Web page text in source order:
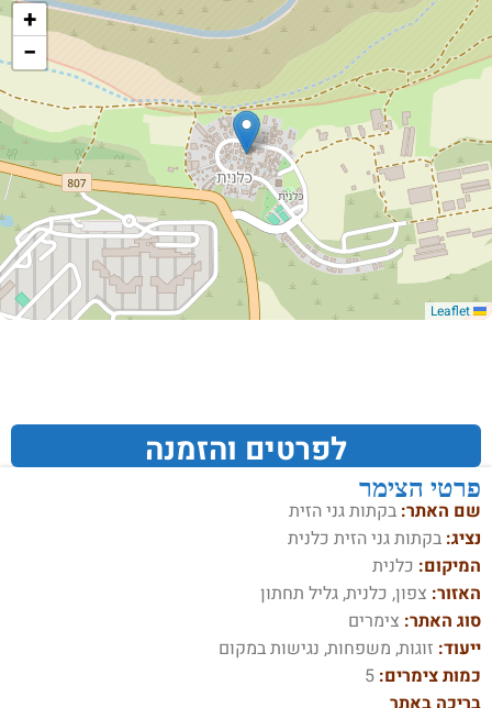
+
−
לפרטים והזמנה
פרטי הצימר
שם האתר: בקתות גני הזית
נציג: בקתות גני הזית כלנית
המיקום: כלנית
האזור: צפון, כלנית, גליל תחתון
סוג האתר: צימרים
ייעוד: זוגות, משפחות, נגישות במקום
כמות צימרים: 5